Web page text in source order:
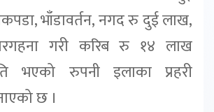
भाँडावर्तन, नगद रु दुई लाख,
गरी करिब रु १४ लाख
भएको रुपनी इलाका प्रहरी
छ ।